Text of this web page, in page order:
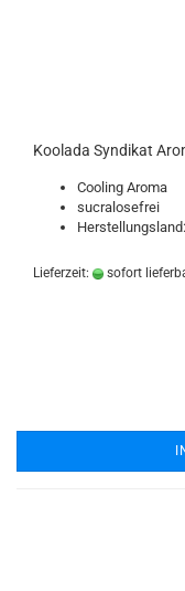
Koolada Syndikat
Cooling Aroma
sucralosefrei
Lieferzeit: sofort